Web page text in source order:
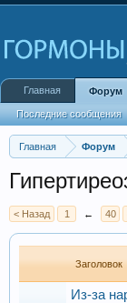
Главная Форум
< Назад 1 ← 40
Заголовок
Из-за
Главная Форум
Последние сообщения